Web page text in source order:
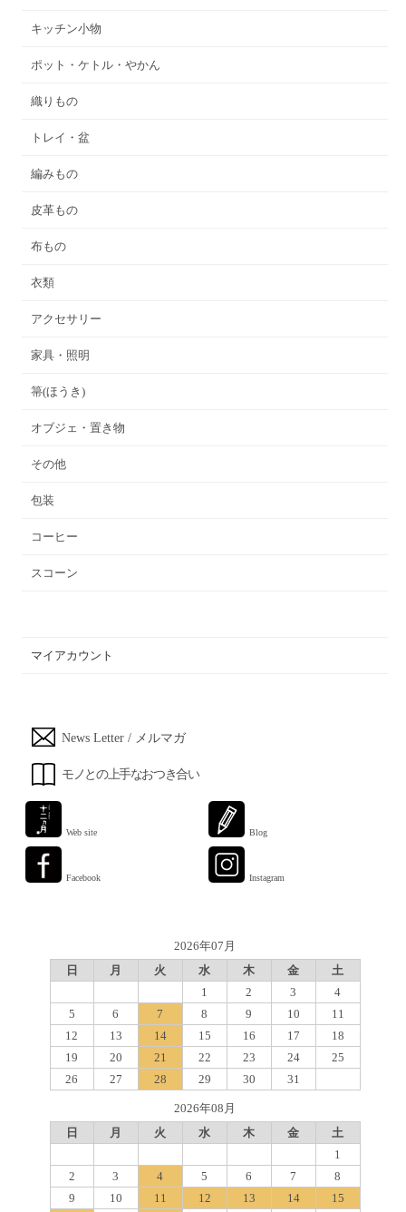
キッチン小物
ポット・ケトル・やかん
織りもの
トレイ・盆
編みもの
皮革もの
布もの
衣類
アクセサリー
家具・照明
箒(ほうき)
オブジェ・置き物
その他
包装
コーヒー
スコーン
マイアカウント
News Letter / メルマガ
モノとの上手なおつき合い
Web site Blog
Facebook Instagram
2026年07月
日
月 火 水 木 金
土
1
2 3
4
5
6 7 8 9 10
11
12
13 14 15 16 17
18
19
20 21 22 23 24
25
26
27 28 29 30 31
2026年08月
日
月 火 水 木 金
土
1
2
3 4 5 6 7
8
9
10 11 12 13 14 15